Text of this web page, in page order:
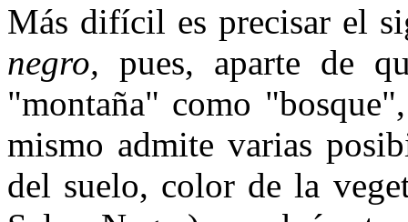
Más difícil es precisar el
negro, pues, aparte de
"mon­taña" como
mismo ad­mite varias
del suelo, co­lor de la